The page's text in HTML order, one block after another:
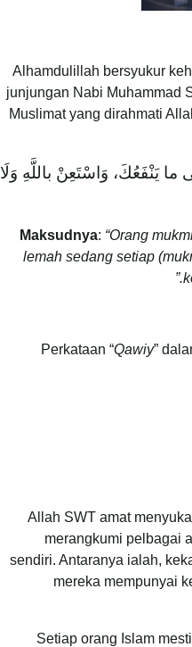
Alhamdulillah bersyukur
junjungan Nabi Muhammad
Muslimat yang dirahmati
يَنْفَعُكَ، وَاسْتَعِنْ باللَّهِ وَلَا
Maksudnya: “Orang
lemah sedang setiap
Perkataan “Qawiy”
Allah SWT amat
merangkumi pelbagai
sendiri. Antaranya ialah,
mereka mempunyai
Setiap orang Islam